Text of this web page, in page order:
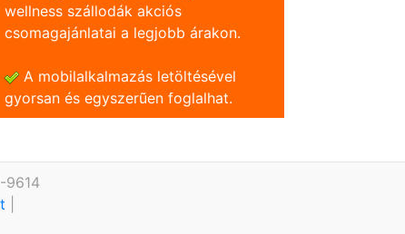
wellness szállodák akciós
csomagajánlatai a legjobb árakon.
A mobilalkalmazás letöltésével
gyorsan és egyszerũen foglalhat.